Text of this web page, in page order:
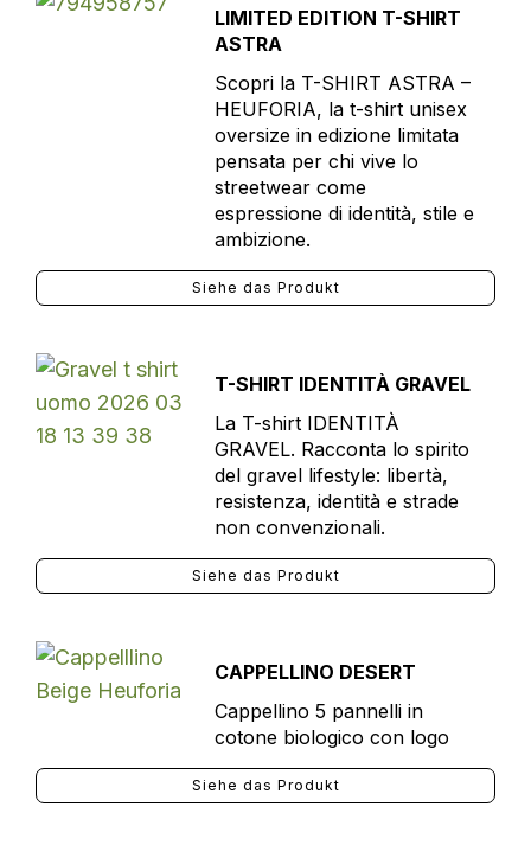
LIMITED EDITION T-SHIRT
ASTRA
Scopri la T-SHIRT ASTRA –
HEUFORIA, la t-shirt unisex
oversize in edizione limitata
pensata per chi vive lo
streetwear come
espressione di identità, stile e
ambizione.
Siehe das Produkt
T-SHIRT IDENTITÀ GRAVEL
La T-shirt IDENTITÀ
GRAVEL. Racconta lo spirito
del gravel lifestyle: libertà,
resistenza, identità e strade
non convenzionali.
Siehe das Produkt
CAPPELLINO DESERT
Cappellino 5 pannelli in
cotone biologico con logo
Siehe das Produkt